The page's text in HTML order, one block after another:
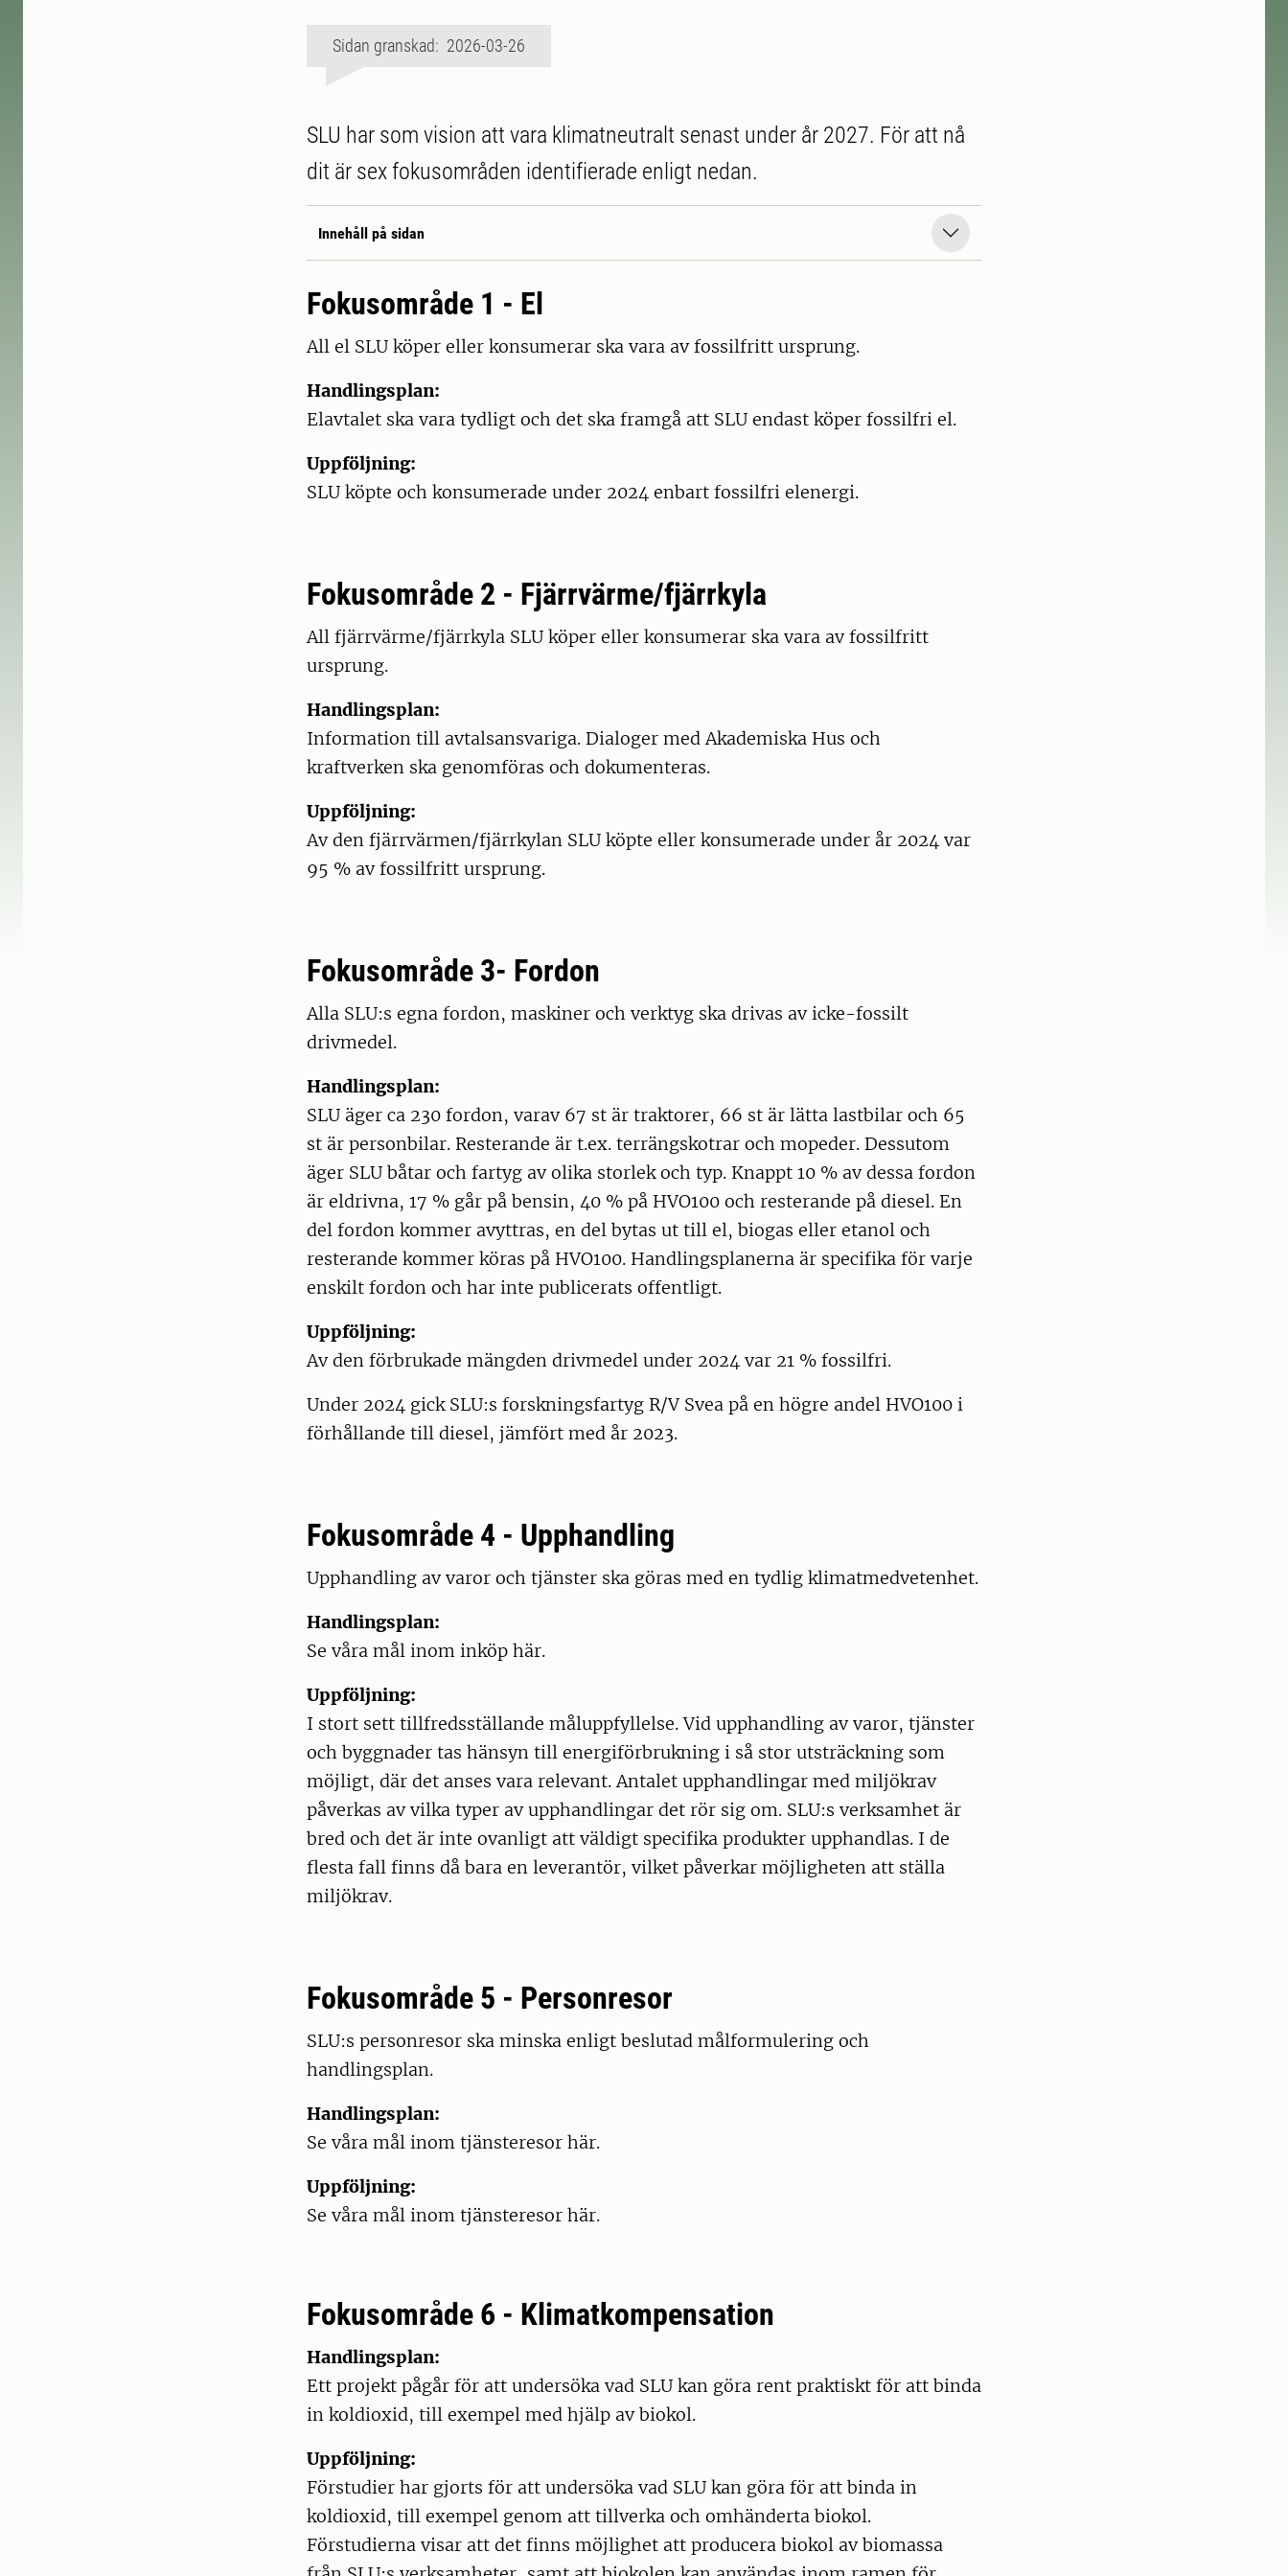
Sidan granskad: 2026-03-26
SLU har som vision att vara klimatneutralt senast under år 2027. För att nå
dit är sex fokusområden identifierade enligt nedan.
Innehåll på sidan
Fokusområde 1 - El
All el SLU köper eller konsumerar ska vara av fossilfritt ursprung.
Handlingsplan:
Elavtalet ska vara tydligt och det ska framgå att SLU endast köper fossilfri el.
Uppföljning:
SLU köpte och konsumerade under 2024 enbart fossilfri elenergi.
Fokusområde 2 - Fjärrvärme/fjärrkyla
All fjärrvärme/fjärrkyla SLU köper eller konsumerar ska vara av fossilfritt
ursprung.
Handlingsplan:
Information till avtalsansvariga. Dialoger med Akademiska Hus och
kraftverken ska genomföras och dokumenteras.
Uppföljning:
Av den fjärrvärmen/fjärrkylan SLU köpte eller konsumerade under år 2024 var
95 % av fossilfritt ursprung.
Fokusområde 3- Fordon
Alla SLU:s egna fordon, maskiner och verktyg ska drivas av icke-fossilt
drivmedel.
Handlingsplan:
SLU äger ca 230 fordon, varav 67 st är traktorer, 66 st är lätta lastbilar och 65
st är personbilar. Resterande är t.ex. terrängskotrar och mopeder. Dessutom
äger SLU båtar och fartyg av olika storlek och typ. Knappt 10 % av dessa fordon
är eldrivna, 17 % går på bensin, 40 % på HVO100 och resterande på diesel. En
del fordon kommer avyttras, en del bytas ut till el, biogas eller etanol och
resterande kommer köras på HVO100. Handlingsplanerna är specifika för varje
enskilt fordon och har inte publicerats offentligt.
Uppföljning:
Av den förbrukade mängden drivmedel under 2024 var 21 % fossilfri.
Under 2024 gick SLU:s forskningsfartyg R/V Svea på en högre andel HVO100 i
förhållande till diesel, jämfört med år 2023.
Fokusområde 4 - Upphandling
Upphandling av varor och tjänster ska göras med en tydlig klimatmedvetenhet.
Handlingsplan:
Se våra mål inom inköp här.
Uppföljning:
I stort sett tillfredsställande måluppfyllelse. Vid upphandling av varor, tjänster
och byggnader tas hänsyn till energiförbrukning i så stor utsträckning som
möjligt, där det anses vara relevant. Antalet upphandlingar med miljökrav
påverkas av vilka typer av upphandlingar det rör sig om. SLU:s verksamhet är
bred och det är inte ovanligt att väldigt specifika produkter upphandlas. I de
flesta fall finns då bara en leverantör, vilket påverkar möjligheten att ställa
miljökrav.
Fokusområde 5 - Personresor
SLU:s personresor ska minska enligt beslutad målformulering och
handlingsplan.
Handlingsplan:
Se våra mål inom tjänsteresor här.
Uppföljning:
Se våra mål inom tjänsteresor här.
Fokusområde 6 - Klimatkompensation
Handlingsplan:
Ett projekt pågår för att undersöka vad SLU kan göra rent praktiskt för att binda
in koldioxid, till exempel med hjälp av biokol.
Uppföljning:
Förstudier har gjorts för att undersöka vad SLU kan göra för att binda in
koldioxid, till exempel genom att tillverka och omhänderta biokol.
Förstudierna visar att det finns möjlighet att producera biokol av biomassa